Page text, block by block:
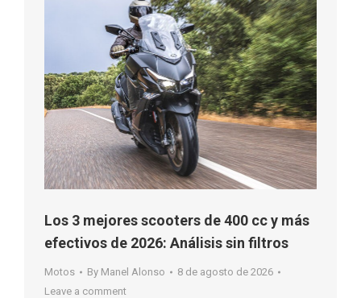
Los 3 mejores scooters de 400 cc y más
efectivos de 2026: Análisis sin filtros
Motos By Manel Alonso
8 de agosto de 2026
Leave a comment